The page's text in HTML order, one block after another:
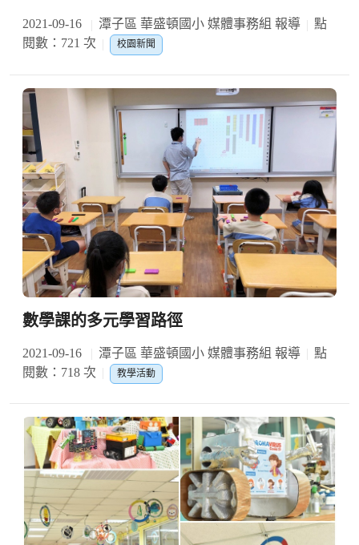
2021-09-16 潭子區 華盛頓國小 媒體事務組 報導
點
閱數：721 次
校園新聞
數學課的多元學習路徑
2021-09-16 潭子區 華盛頓國小 媒體事務組 報導
點
閱數：718 次
教學活動